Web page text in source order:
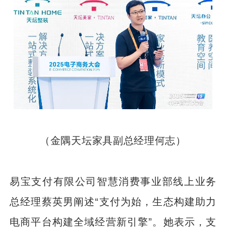
（金隅天坛家具副总经理何志）
易宝支付有限公司智慧消费事业部线上业务
总经理蔡英男阐述“支付为始，生态构建助力
电商平台构建全域经营新引擎”。她表示，支